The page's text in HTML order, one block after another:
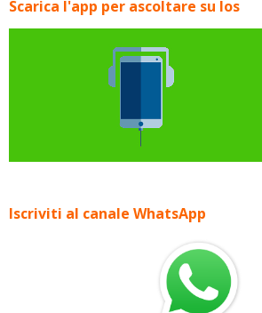
Scarica l'app per ascoltare su Ios
Iscriviti al canale WhatsApp